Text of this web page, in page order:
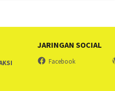
JARINGAN SOCIAL
Facebook